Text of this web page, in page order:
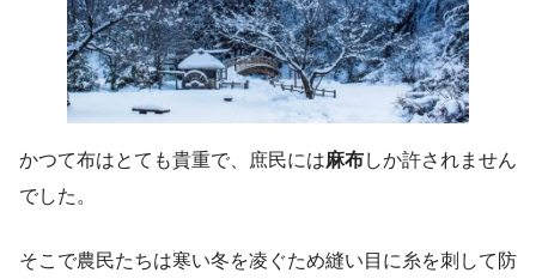
かつて布はとても貴重で、庶民には麻布しか許されません
でした。
そこで農民たちは寒い冬を凌ぐため縫い目に糸を刺して防